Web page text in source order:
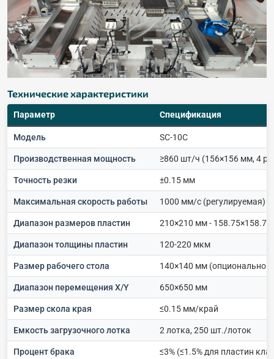
Технические характеристики
Параметр Спецификация
Модель SC-10C
Производственная мощность ≥860 шт/ч (156×156 мм, 4
Точность резки ±0.15 мм
Максимальная скорость работы 1000 мм/с (регулируемая)
Диапазон размеров пластин 210×210 мм -
Диапазон толщины пластин 120-220 мкм
Размер рабочего стола 140×140 мм (опционально
Диапазон перемещения X/Y 650×650 мм
Размер скола края ≤0.15 мм/край
Емкость загрузочного лотка 2 лотка, 250 шт./лоток
Процент брака ≤3% (≤1.5% для пластин